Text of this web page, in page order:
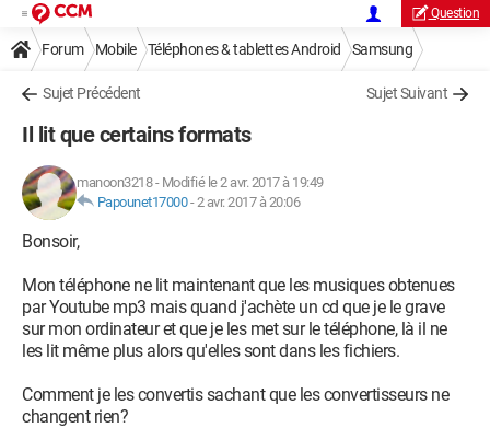
Question
Forum Mobile Téléphones & tablettes Android Samsung
Sujet Précédent Sujet Suivant
Il lit que certains formats
manoon3218- Modifié le 2 avr. 2017 à 19:49
Papounet17000-2 avr. 2017 à 20:06
Bonsoir,
Mon téléphone ne lit maintenant que les musiques obtenues
par Youtube mp3 mais quand j'achète un cd que je le grave
sur mon ordinateur et que je les met sur le téléphone, là il ne
les lit même plus alors qu'elles sont dans les fichiers.
Comment je les convertis sachant que les convertisseurs ne
changent rien?